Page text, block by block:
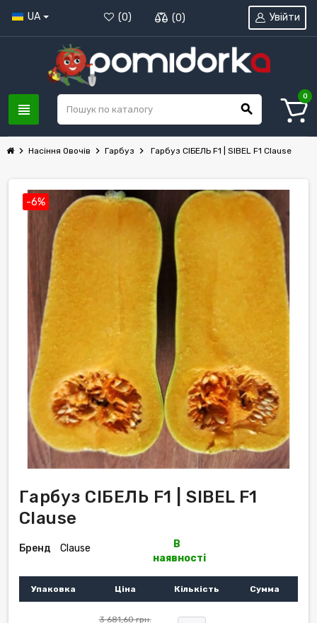
UA (0) (0)
view_headline search
Увійти
0
chevron_right Насіння Овочів chevron_right Гарбуз chevron_right Гарбуз СІБЕЛЬ F1 | SIBEL F1 Clause
-6%
Гарбуз СІБЕЛЬ F1 | SIBEL F1
Clause
Бренд Clause
В
наявності
Упаковка Ціна Кількість Сумма
3 681,60 грн.